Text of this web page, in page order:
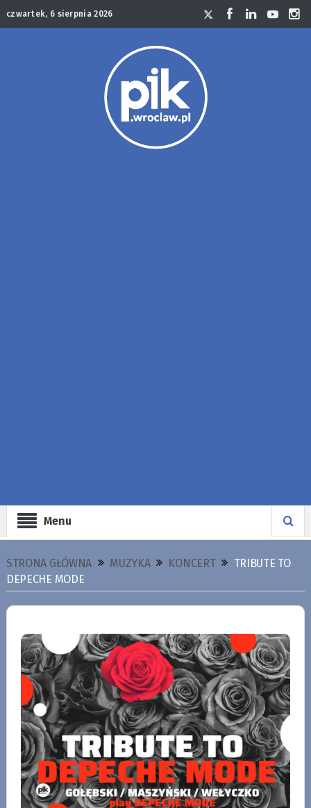
czwartek, 6 sierpnia 2026
Menu
STRONA GŁÓWNA MUZYKA KONCERT
TRIBUTE TO
DEPECHE MODE